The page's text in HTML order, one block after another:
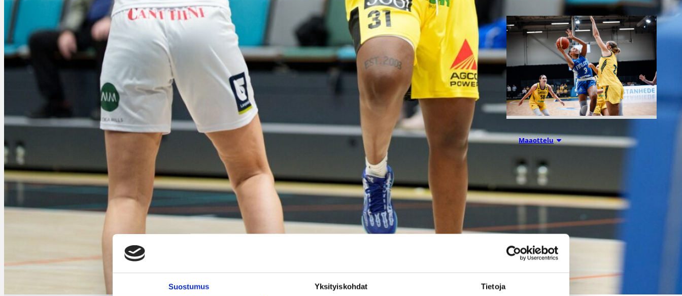
Suostumus Yksityiskohdat Tietoja
Laila Lawrence loistavassa iskussa. Kuva: Jani Virolainen / Naisten Korisliiga
Maaottelu 07.08.2026 21:42
Ruotsi piirun
verran
Susiladiesia
parempi
Tukholmassa